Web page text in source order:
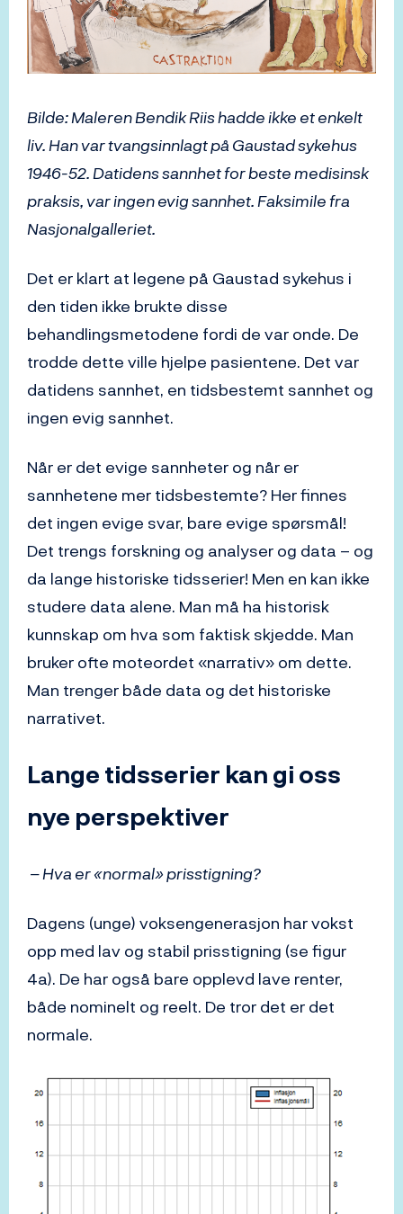
Bilde: Maleren Bendik Riis hadde ikke et enkelt
liv. Han var tvangsinnlagt på Gaustad sykehus
1946-52. Datidens sannhet for beste medisinsk
praksis, var ingen evig sannhet. Faksimile fra
Nasjonalgalleriet.
Det er klart at legene på Gaustad sykehus i
den tiden ikke brukte disse
behandlingsmetodene fordi de var onde. De
trodde dette ville hjelpe pasientene. Det var
datidens sannhet, en tidsbestemt sannhet og
ingen evig sannhet.
Når er det evige sannheter og når er
sannhetene mer tidsbestemte? Her finnes
det ingen evige svar, bare evige spørsmål!
Det trengs forskning og analyser og data – og
da lange historiske tidsserier! Men en kan ikke
studere data alene. Man må ha historisk
kunnskap om hva som faktisk skjedde. Man
bruker ofte moteordet «narrativ» om dette.
Man trenger både data og det historiske
narrativet.
Lange tidsserier kan gi oss
nye perspektiver
– Hva er «normal» prisstigning?
Dagens (unge) voksengenerasjon har vokst
opp med lav og stabil prisstigning (se figur
4a). De har også bare opplevd lave renter,
både nominelt og reelt. De tror det er det
normale.